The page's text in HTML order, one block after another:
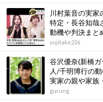
川村葉音の実家
特定・長谷知哉
動機や判決まと
yujitake226
谷沢優奈(新橋
人/千明博行の
実家の親や家族
gurung